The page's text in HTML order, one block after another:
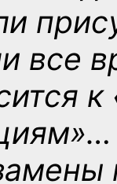
все
…